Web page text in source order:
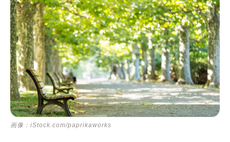
画像：iStock.com/paprikaworks